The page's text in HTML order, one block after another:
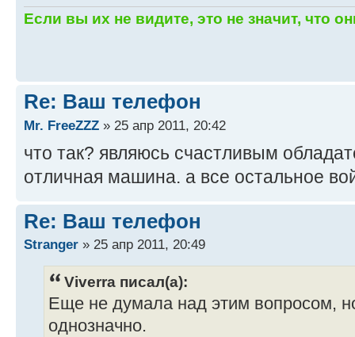
Если вы их не видите, это не значит, что
Re: Ваш телефон
Mr. FreeZZZ » 25 апр 2011, 20:42
что так? являюсь счастливым
отличная машина. а все остальное
Re: Ваш телефон
Stranger » 25 апр 2011, 20:49
Viverra писал(а):
Еще не думала над этим вопросом,
однозначно.